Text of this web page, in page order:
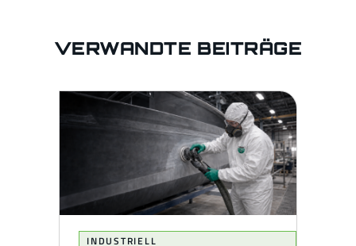
VERWANDTE BEITRÄGE
INDUSTRIELL